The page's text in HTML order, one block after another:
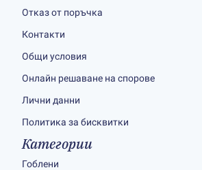
Отказ от поръчка
Контакти
Общи условия
Онлайн решаване на спорове
Лични данни
Политика за бисквитки
Категории
Гоблени